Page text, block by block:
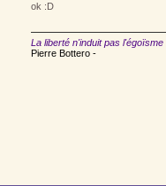
ok :D
La liberté n'induit pas
Pierre Bottero -